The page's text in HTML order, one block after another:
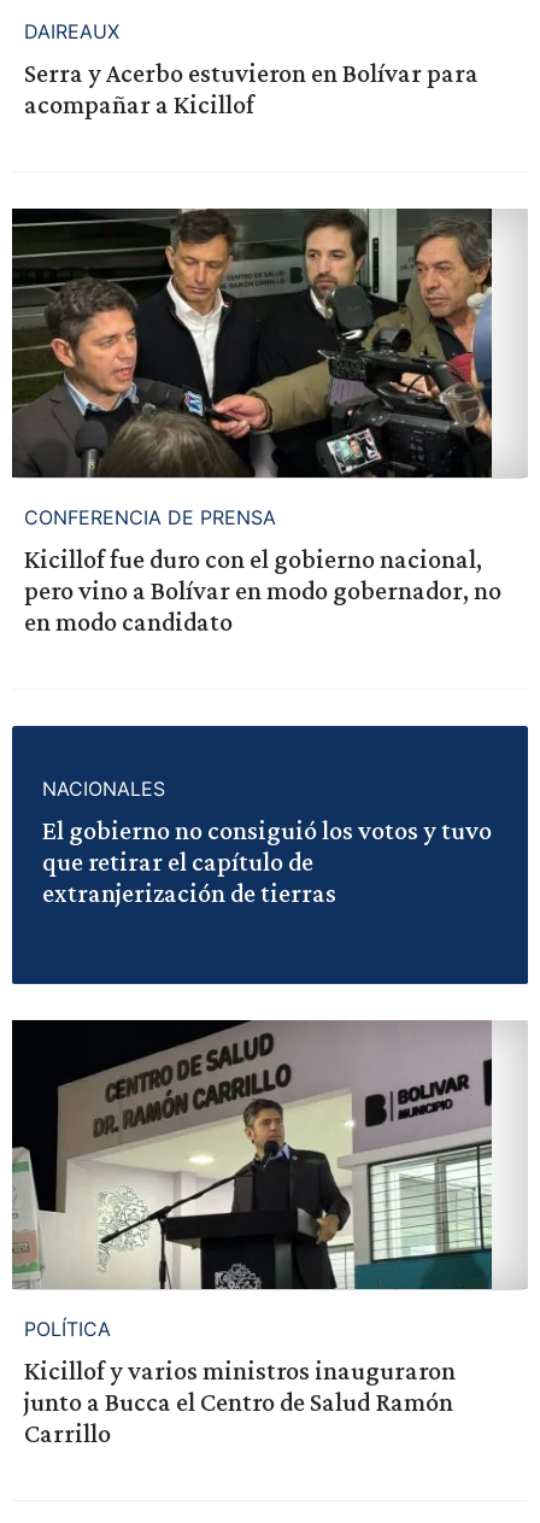
DAIREAUX
Serra y Acerbo estuvieron en Bolívar para
acompañar a Kicillof
CONFERENCIA DE PRENSA
Kicillof fue duro con el gobierno nacional,
pero vino a Bolívar en modo gobernador, no
en modo candidato
NACIONALES
El gobierno no consiguió los votos y tuvo
que retirar el capítulo de
extranjerización de tierras
POLÍTICA
Kicillof y varios ministros inauguraron
junto a Bucca el Centro de Salud Ramón
Carrillo